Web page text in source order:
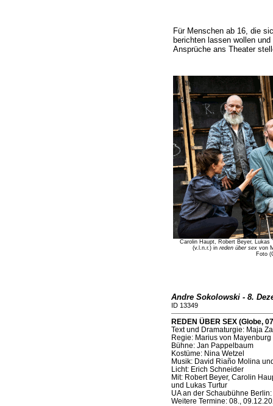
Für Menschen ab 16, die
berichten lassen wollen
Ansprüche ans Theater
Carolin Haupt, Robert Beyer, Lukas
(v.l.n.r.) in reden über sex von
Foto
Andre Sokolowski - 8.
ID 13349
REDEN ÜBER SEX (Globe,
Text und Dramaturgie: Maja
Regie: Marius von Mayenburg
Bühne: Jan Pappelbaum
Kostüme: Nina Wetzel
Musik: David Riaño Molina
Licht: Erich Schneider
Mit: Robert Beyer, Carolin
und Lukas Turtur
UA an der Schaubühne
Weitere Termine: 08.,